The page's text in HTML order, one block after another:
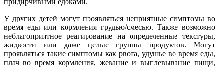
придирчивыми едоками.
У других детей могут проявляться неприятные симптомы во
время еды или кормления грудью/смесью. Также возможно
неблагоприятное реагирование на определенные текстуры,
жидкости или даже целые группы продуктов. Могут
проявляться такие симптомы как рвота, удушье во время еды,
плач во время кормления, жевание и выплевывание пищи,